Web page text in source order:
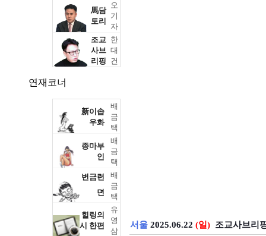
馬담
토리
오
기
자
조교
사브
리핑
한
대
건
연재코너
新이솝
우화
배
금
택
종마부
인
배
금
택
변금련
뎐
배
금
택
힐링의
시 한편
유
영
삼
서울 2025.06.22 (일) 조교사브리